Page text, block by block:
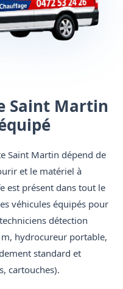
Saint Martin
Saint Martin dépend de
et le matériel à
est présent dans tout le
véhicules équipés pour
détection
hydrocureur portable,
standard et
cartouches).